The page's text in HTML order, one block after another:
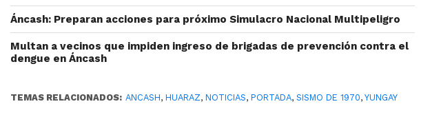
Áncash: Preparan acciones para próximo Simulacro Nacional Multipeligro
Multan a vecinos que impiden ingreso de brigadas de prevención contra el
dengue en Áncash
TEMAS RELACIONADOS: ANCASH,HUARAZ,NOTICIAS,PORTADA,SISMO DE 1970,YUNGAY